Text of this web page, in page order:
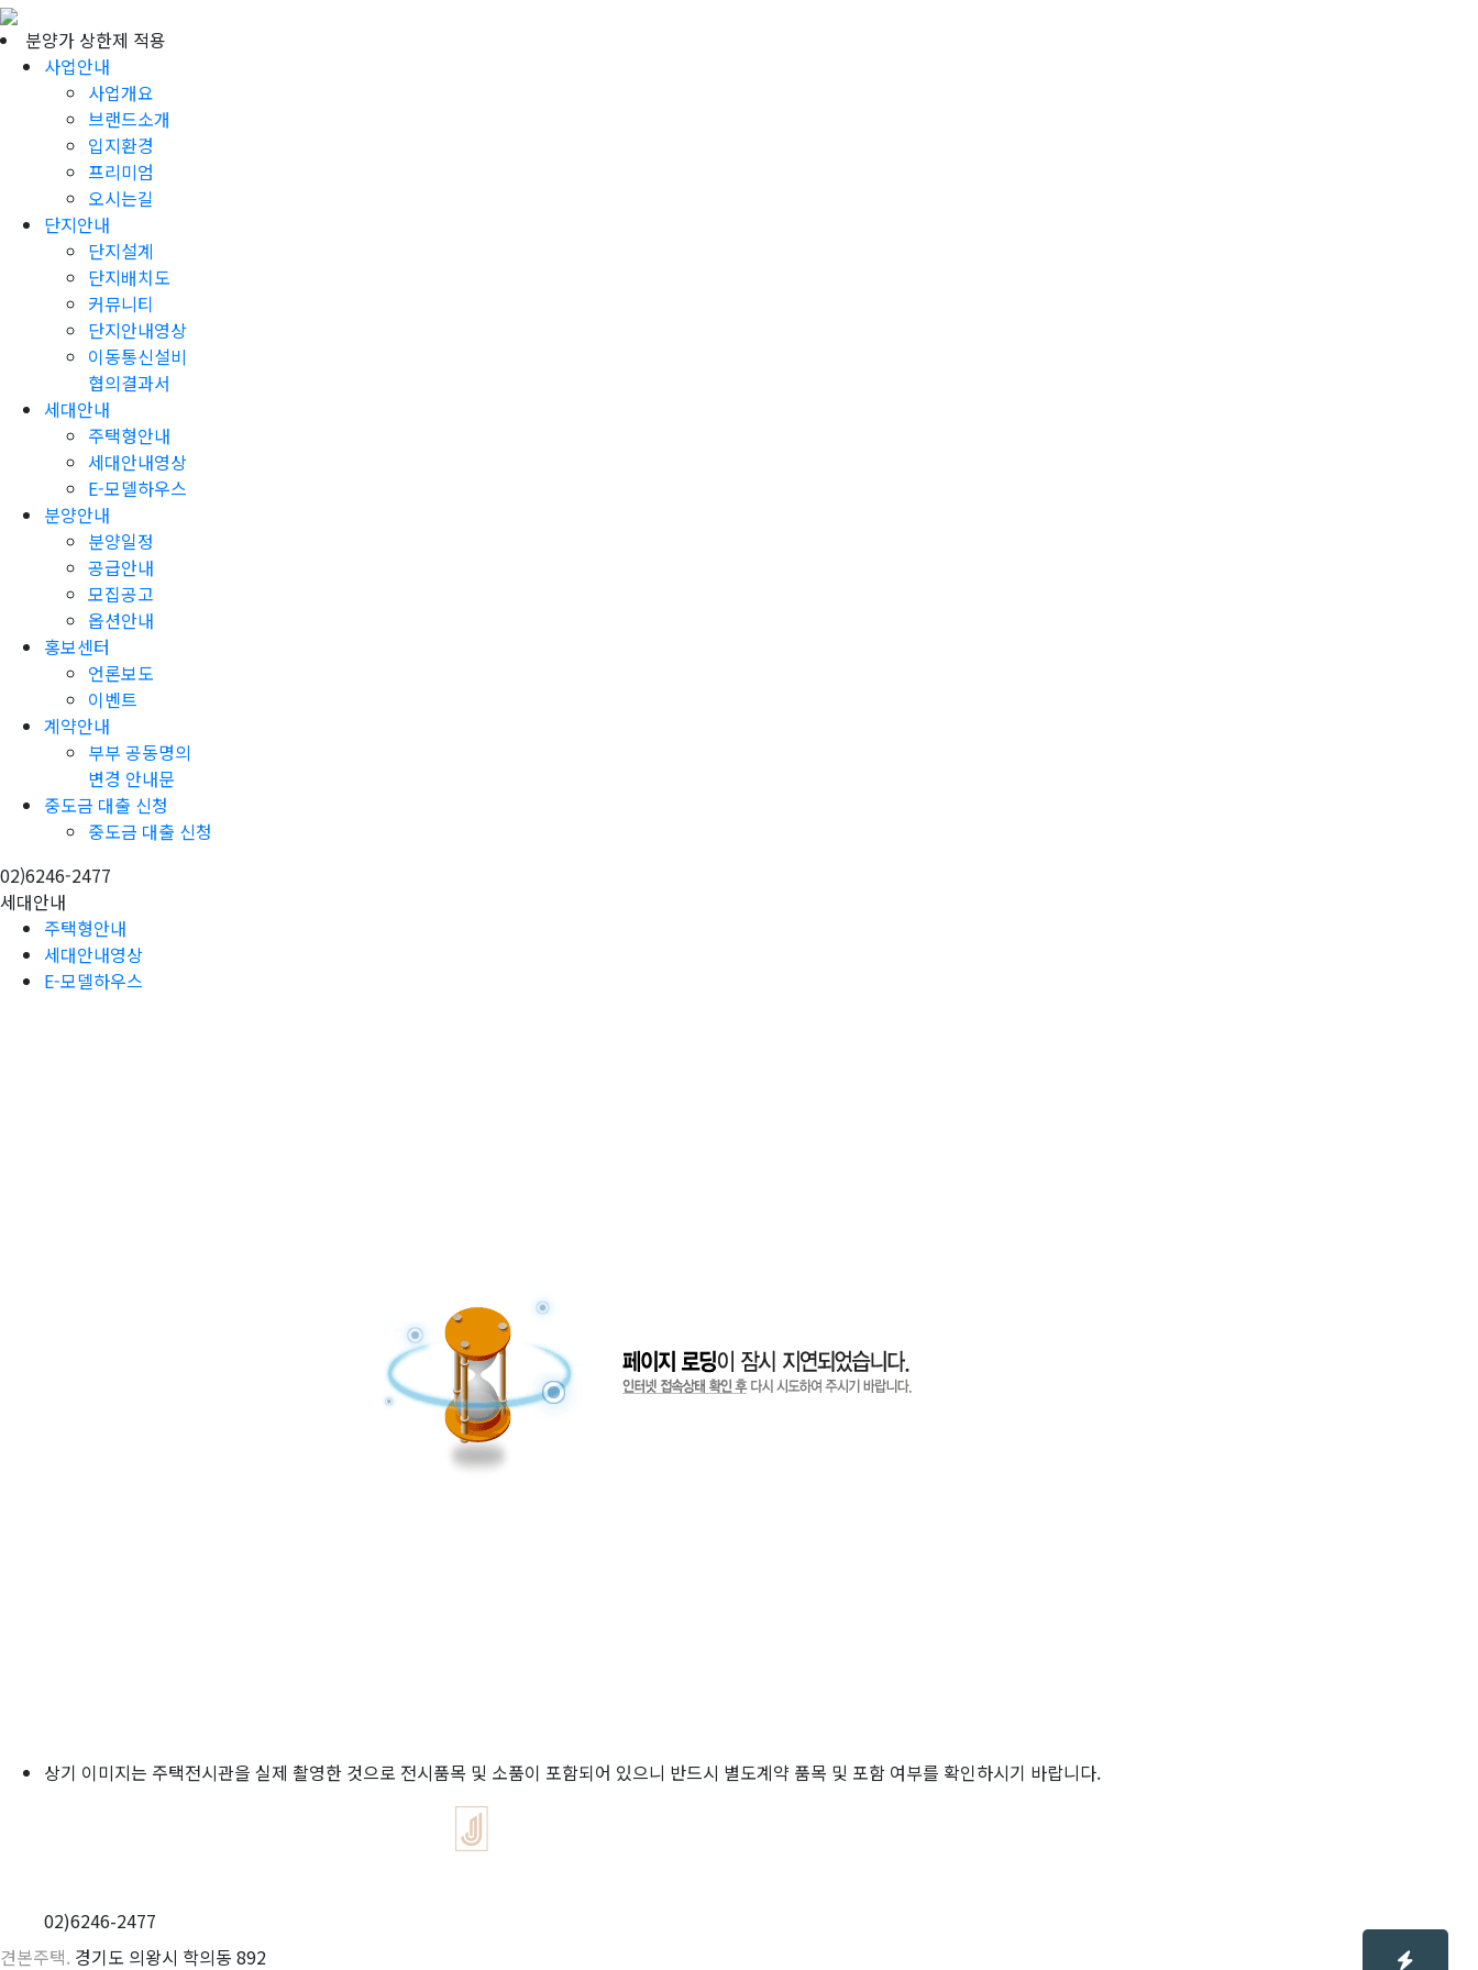
분양가 상한제 적용
사업안내
사업개요
브랜드소개
입지환경
프리미엄
오시는길
단지안내
단지설계
단지배치도
커뮤니티
단지안내영상
이동통신설비
협의결과서
세대안내
주택형안내
세대안내영상
E-모델하우스
분양안내
분양일정
공급안내
모집공고
옵션안내
홍보센터
언론보도
이벤트
계약안내
부부 공동명의
변경 안내문
중도금 대출 신청
중도금 대출 신청
02)6246-2477
세대안내
주택형안내
세대안내영상
E-모델하우스
상기 이미지는 주택전시관을 실제 촬영한 것으로 전시품목 및 소품이 포함되어 있으니 반드시 별도계약 품목 및 포함 여부를 확인하시기 바랍니다.
02)6246-2477
견본주택. 경기도 의왕시 학의동 892